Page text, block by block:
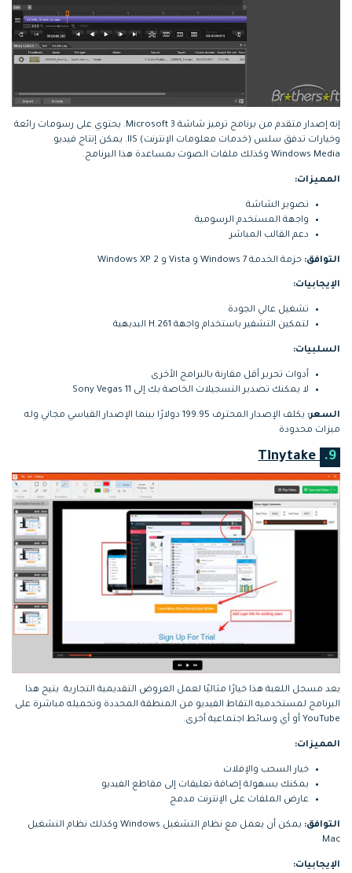
إنه إصدار متقدم من برنامج ترميز شاشة Microsoft 3. يحتوي على رسومات رائعة
وخيارات تدفق سلس (خدمات معلومات الإنترنت) IIS. يمكن إنتاج فيديو
Windows Media وكذلك ملفات الصوت بمساعدة هذا البرنامج.
المميزات:
تصوير الشاشة
واجهة المستخدم الرسومية
دعم القالب المباشر
التوافق: حزمة الخدمة Windows 7 و Vista و Windows XP 2
الإيجابيات:
تشغيل عالي الجودة
لتمكين التشفير باستخدام واجهة H.261 البديهية
السلبيات:
أدوات تحرير أقل مقارنة بالبرامج الأخرى
لا يمكنك تصدير التسجيلات الخاصة بك إلى Sony Vegas 11
السعر:
يكلف الإصدار المحترف 199.95 دولارًا بينما الإصدار القياسي مجاني وله
ميزات محدودة
9.
Tinytake
يعد مسجل اللعبة هذا خيارًا مثاليًا لعمل العروض التقديمية التجارية. يتيح هذا
البرنامج لمستخدميه التقاط الفيديو من المنطقة المحددة وتحميله مباشرة على
YouTube أو أي وسائط اجتماعية أخرى.
المميزات:
خيار السحب والإفلات
يمكنك بسهولة إضافة تعليقات إلى مقاطع الفيديو
عارض الملفات على الإنترنت مدمج
التوافق:
يمكن أن يعمل مع نظام التشغيل Windows وكذلك نظام التشغيل
Mac
الإيجابيات: